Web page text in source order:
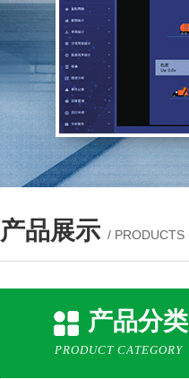
产品展示 / PRODUCTS
产品分类
PRODUCT CATEGORY